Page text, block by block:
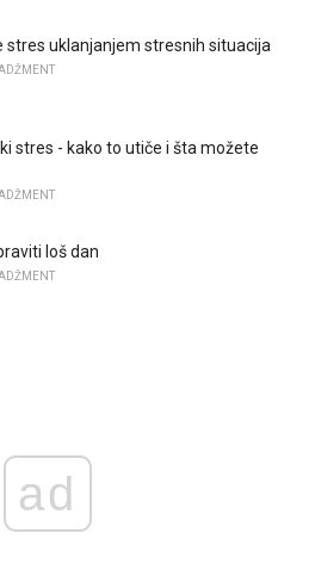
stres uklanjanjem stresnih situacija
stres - kako to utiče i šta možete
loš dan
ad